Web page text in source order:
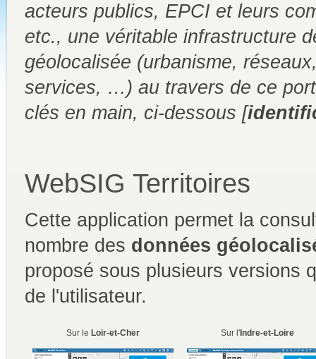
acteurs publics, EPCI et leurs
etc., une véritable infrastructure
géolocalisée (urbanisme,
services, …) au travers de ce
clés en main, ci-dessous [
WebSIG Territoires
Cette application permet la
nombre des données
proposé sous plusieurs versions
de l'utilisateur.
Sur le Loir-et-Cher Sur l'Indre-et-Loire